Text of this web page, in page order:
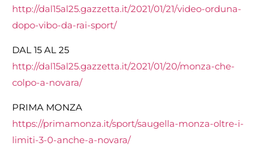
http://dal15al25.gazzetta.it/2021/01/21/video-orduna-
dopo-vibo-da-rai-sport/
DAL 15 AL 25
http://dal15al25.gazzetta.it/2021/01/20/monza-che-
colpo-a-novara/
PRIMA MONZA
https://primamonza.it/sport/saugella-monza-oltre-i-
limiti-3-0-anche-a-novara/